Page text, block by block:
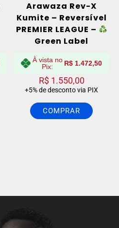
Arawaza Rev-X
Kumite – Reversível
PREMIER LEAGUE –
Green Label
À vista no
Pix:
R$ 1.472,50
R$1.550,00
+5% de desconto via PIX
COMPRAR